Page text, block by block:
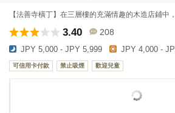
【法善寺橫丁】在三層樓的充滿情趣的木造店鋪中
3.40 208
JPY 5,000 - JPY 5,999 JPY 4,000 -
可信用卡付款 禁止吸煙 歡迎兒童